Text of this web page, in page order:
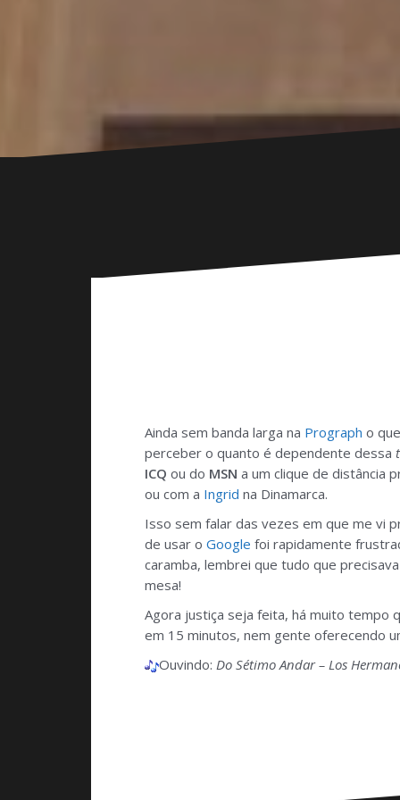
Ainda sem banda larga na Prograph o
perceber o quanto é dependente dessa
ICQ ou do MSN a um clique de distância
ou com a Ingrid na Dinamarca.
Isso sem falar das vezes em que me vi
de usar o Google foi rapidamente
caramba, lembrei que tudo que
mesa!
Agora justiça seja feita, há muito tempo
em 15 minutos, nem gente oferecendo
Ouvindo: Do Sétimo Andar – Los